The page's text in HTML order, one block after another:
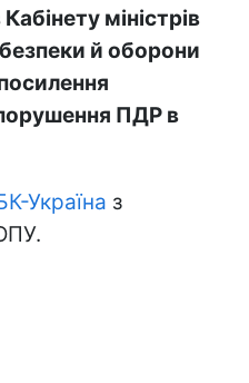
міністрів
безпеки й оборони
порушення ПДР в
Україна з